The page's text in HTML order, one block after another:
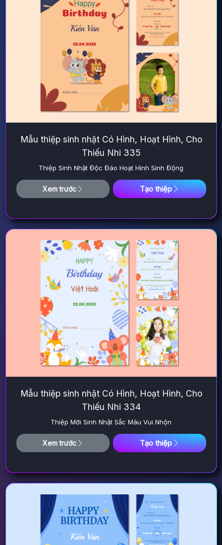
Mẫu thiệp sinh nhật Có Hình, Hoạt Hình, Cho
Thiếu Nhi 335
Thiệp Sinh Nhật Độc Đáo Hoạt Hình Sinh Động
Xem trước Tạo thiệp
Mẫu thiệp sinh nhật Có Hình, Hoạt Hình, Cho
Thiếu Nhi 334
Thiệp Mời Sinh Nhật Sắc Màu Vui Nhộn
Xem trước Tạo thiệp